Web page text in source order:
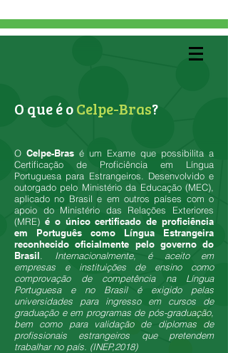
O que é oCelpe-Bras?
O Celpe-Bras é um Exame que possibilita a
Certificação de Proficiência em Língua
Portuguesa para Estrangeiros. Desenvolvido e
outorgado pelo Ministério da Educação (MEC),
aplicado no Brasil e em outros países com o
apoio do Ministério das Relações Exteriores
(MRE) é o único certificado de proficiência
em Português como Língua Estrangeira
reconhecido oficialmente pelo governo do
Brasil
Internacionalmente, é aceito em
empresas e instituições de ensino como
comprovação de competência na Língua
Portuguesa e no Brasil é exigido pelas
universidades para ingresso em cursos de
graduação e em programas de pós-graduação,
bem como para validação de diplomas de
profissionais estrangeiros que pretendem
trabalhar no país. (INEP,2018)